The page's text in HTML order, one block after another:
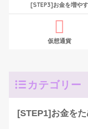
[STEP3]お金を増やす
仮想通貨
カテゴリー
[STEP1]お金を